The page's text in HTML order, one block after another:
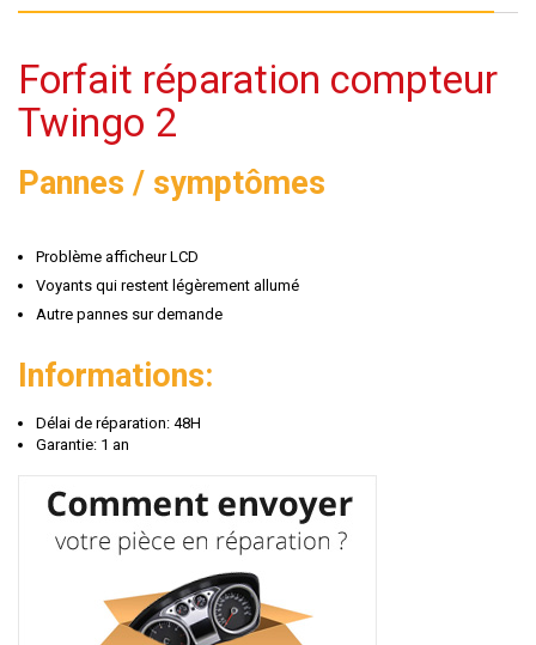
Forfait réparation compteur
Twingo 2
Pannes / symptômes
Problème afficheur LCD
Voyants qui restent légèrement allumé
Autre pannes sur demande
Informations:
Délai de réparation: 48H
Garantie: 1 an